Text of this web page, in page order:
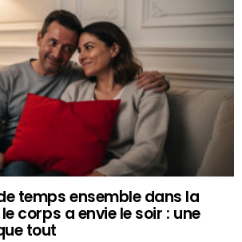
temps ensemble dans la
corps a envie le soir : une
tout